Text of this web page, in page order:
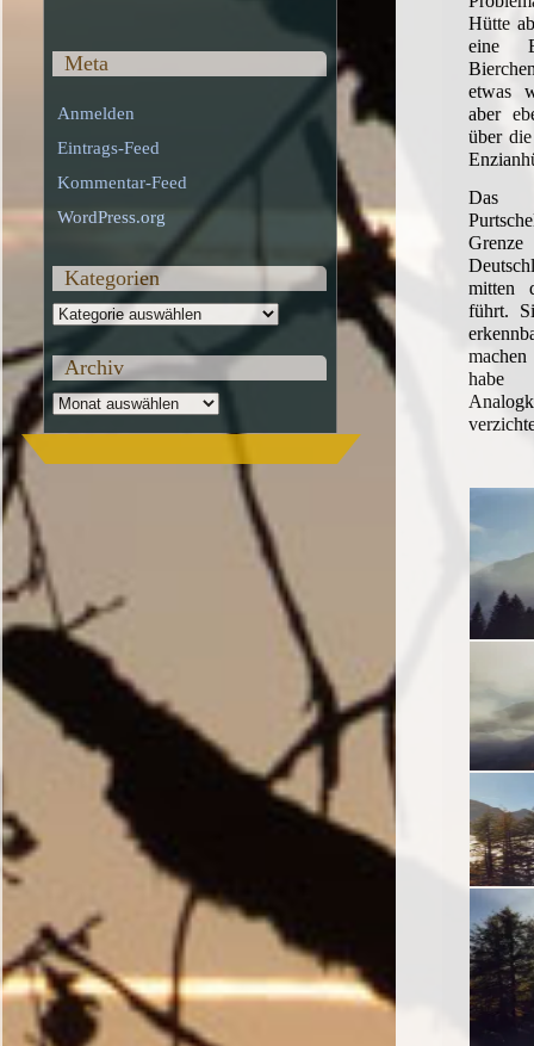
Hütte
eine
etwas
aber
über
Das
mitten
führt.
Meta
Anmelden
Eintrags-Feed
Kommentar-Feed
WordPress.org
Kategorien
Kategorien
Archiv
Archiv